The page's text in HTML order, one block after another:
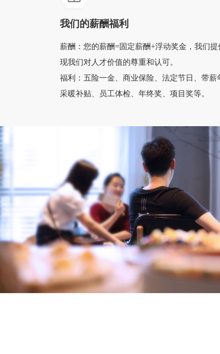
我们的薪酬福利
薪酬：您的薪酬=固定薪酬+浮动奖金，我们
现我们对人才价值的尊重和认可。
福利：五险一金、商业保险、法定节日、带
采暖补贴、员工体检、年终奖、项目奖等。